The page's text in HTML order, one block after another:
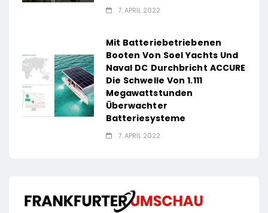
7. APRIL 2022
Mit Batteriebetriebenen
Booten Von Soel Yachts Und
Naval DC Durchbricht ACCURE
Die Schwelle Von 1.111
Megawattstunden
Überwachter
Batteriesysteme
7. APRIL 2022